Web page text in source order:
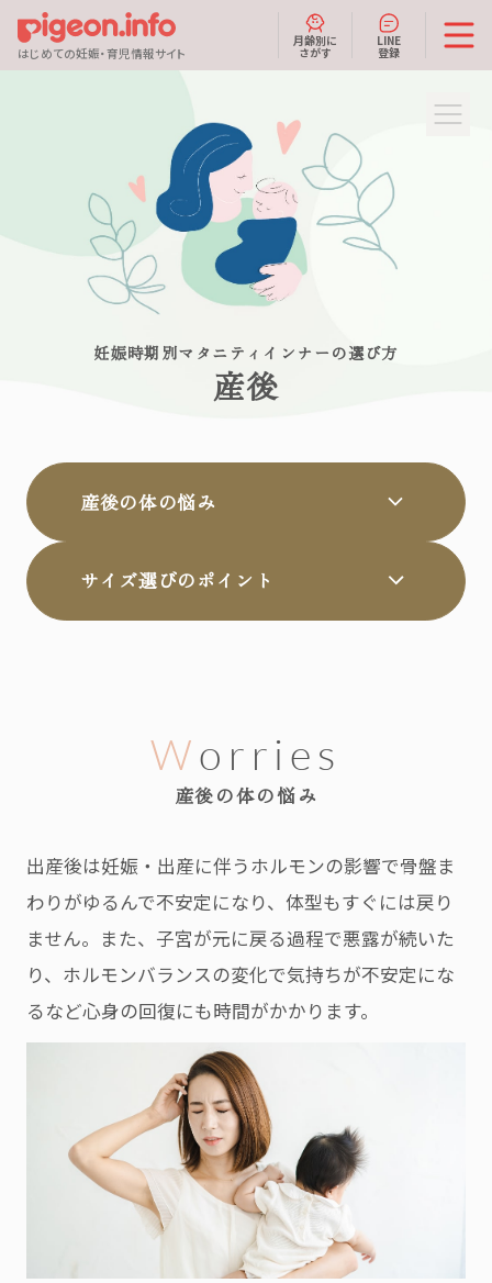
はじめての妊娠・育児情報サイト
月齢別に
さがす
LINE
登録
妊娠時期別マタニティインナーの選び方
産後
産後の体の悩み
サイズ選びのポイント
Worries
産後の体の悩み
出産後は妊娠・出産に伴うホルモンの影響で骨盤ま
わりがゆるんで不安定になり、体型もすぐには戻り
ません。また、子宮が元に戻る過程で悪露が続いた
り、ホルモンバランスの変化で気持ちが不安定にな
るなど心身の回復にも時間がかかります。